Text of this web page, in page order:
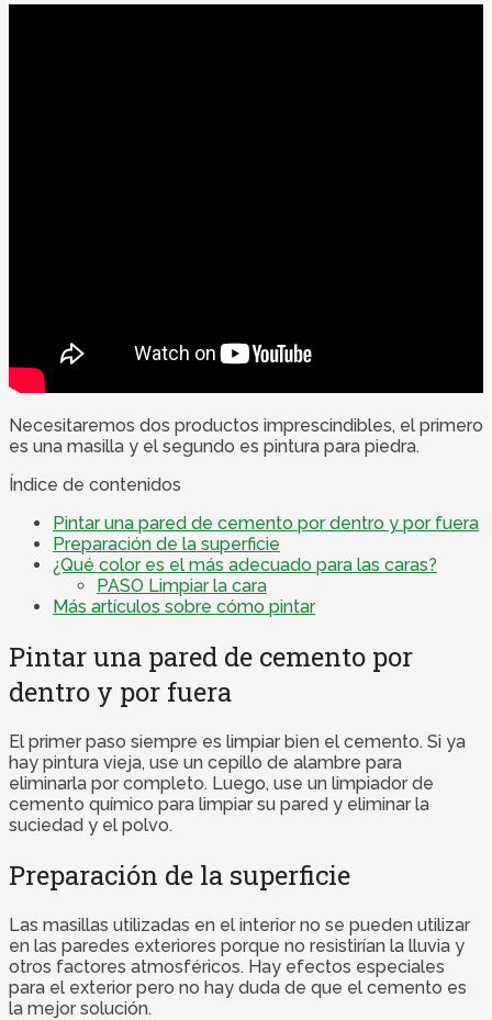
Necesitaremos dos productos imprescindibles, el primero
es una masilla y el segundo es pintura para piedra.
Índice de contenidos
Pintar una pared de cemento por dentro y por fuera
Preparación de la superficie
¿Qué color es el más adecuado para las caras?
PASO Limpiar la cara
Más artículos sobre cómo pintar
Pintar una pared de cemento por
dentro y por fuera
El primer paso siempre es limpiar bien el cemento. Si ya
hay pintura vieja, use un cepillo de alambre para
eliminarla por completo. Luego, use un limpiador de
cemento químico para limpiar su pared y eliminar la
suciedad y el polvo.
Preparación de la superficie
Las masillas utilizadas en el interior no se pueden utilizar
en las paredes exteriores porque no resistirían la lluvia y
otros factores atmosféricos. Hay efectos especiales
para el exterior pero no hay duda de que el cemento es
la mejor solución.